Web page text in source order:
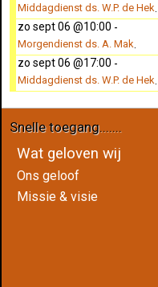
Middagdienst ds. W.P. de Hek
zo sept 06 @10:00 -
Morgendienst ds. A. Mak
zo sept 06 @17:00 -
Middagdienst ds. W.P. de Hek
Snelle toegang.......
Wat geloven wij
Ons geloof
Missie & visie